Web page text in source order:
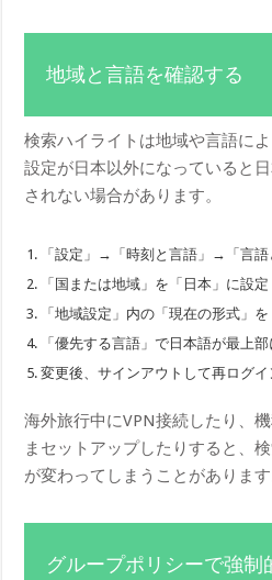
地域と言語を確認する
検索ハイライトは地域や言語に
設定が日本以外になっていると
されない場合があります。
「設定」→「時刻と言語」→「言語
「国または地域」を「日本」に設定
「地域設定」内の「現在の形式」
「優先する言語」で日本語が最上
変更後、サインアウトして再ログイ
海外旅行中にVPN接続したり、
まセットアップしたりすると、
が変わってしまうことがあります
グループポリシーで強制